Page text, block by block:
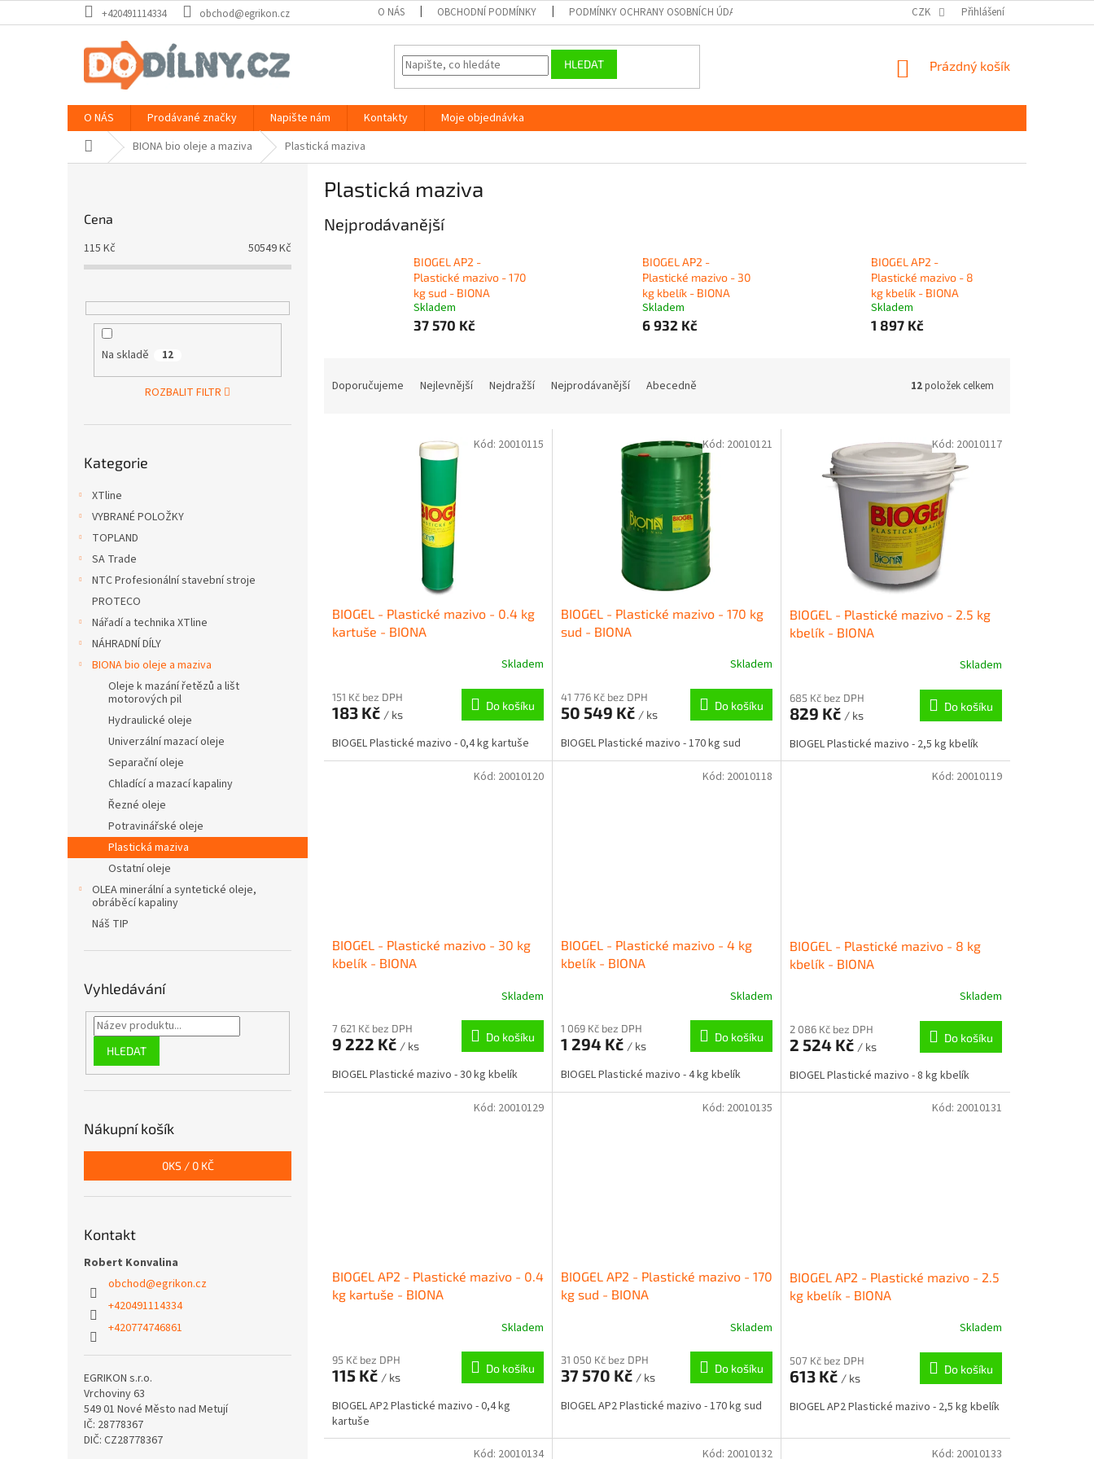
na
+420491114334 obchod@egrikon.cz O NÁS OBCHODNÍ PODMÍNKY PODMÍNKY OCHRANY OSOBNÍCH ÚDAJŮ GDPR CZK Přihlášení
HLEDAT
NÁKUPNÍ
Prázdný košík
O NÁS Prodávané značky Napište nám Kontakty
Moje objednávka
Domů BIONA bio oleje a maziva Plastická maziva
Cena
115 Kč 50549Kč
Na skladě 12
ROZBALIT FILTR
kategorie
Kategorie
XTline
VYBRANÉ POLOŽKY
TOPLAND
SA Trade
NTC Profesionální stavební stroje
PROTECO
Nářadí a technika XTline
NÁHRADNÍ DÍLY
BIONA bio oleje a maziva
Oleje k mazání řetězů a lišt
motorových pil
Hydraulické oleje
Univerzální mazací oleje
Separační oleje
Chladící a mazací kapaliny
Řezné oleje
Potravinářské oleje
Plastická maziva
Ostatní oleje
OLEA minerální a syntetické oleje,
obráběcí kapaliny
Náš TIP
Vyhledávání
HLEDAT
Nákupní košík
0KS / 0 KČ
Kontakt
Robert Konvalina
obchod@egrikon.cz
+420491114334
+420774746861
EGRIKON s.r.o.
Vrchoviny 63
549 01 Nové Město nad Metují
IČ: 28778367
DIČ: CZ28778367
Plastická maziva
Nejprodávanější
BIOGEL AP2 -
Plastické mazivo - 170
kg sud - BIONA
Skladem
37 570 Kč
BIOGEL AP2 -
Plastické mazivo - 30
kg kbelík - BIONA
Skladem
6 932 Kč
BIOGEL AP2 -
Plastické mazivo - 8
kg kbelík - BIONA
Skladem
1 897 Kč
Doporučujeme Nejlevnější Nejdražší Nejprodávanější Abecedně 12položek celkem
BIOGEL - Plastické mazivo - 0.4 kg
kartuše - BIONA
Skladem
151 Kč bez DPH
183 Kč / ks
Do košíku
BIOGEL Plastické mazivo - 0,4 kg kartuše
Kód: 20010115
BIOGEL - Plastické mazivo - 170 kg
sud - BIONA
Skladem
41 776 Kč bez DPH
50 549 Kč / ks
Do košíku
BIOGEL Plastické mazivo - 170 kg sud
Kód: 20010121
BIOGEL - Plastické mazivo - 2.5 kg
kbelík - BIONA
Skladem
685 Kč bez DPH
829 Kč / ks
Do košíku
BIOGEL Plastické mazivo - 2,5 kg kbelík
Kód: 20010117
BIOGEL - Plastické mazivo - 30 kg
kbelík - BIONA
Skladem
7 621 Kč bez DPH
9 222 Kč / ks
Do košíku
BIOGEL Plastické mazivo - 30 kg kbelík
Kód: 20010120
BIOGEL - Plastické mazivo - 4 kg
kbelík - BIONA
Skladem
1 069 Kč bez DPH
1 294 Kč / ks
Do košíku
BIOGEL Plastické mazivo - 4 kg kbelík
Kód: 20010118
BIOGEL - Plastické mazivo - 8 kg
kbelík - BIONA
Skladem
2 086 Kč bez DPH
2 524 Kč / ks
Do košíku
BIOGEL Plastické mazivo - 8 kg kbelík
Kód: 20010119
BIOGEL AP2 - Plastické mazivo - 0.4
kg kartuše - BIONA
Skladem
95 Kč bez DPH
115 Kč / ks
Do košíku
BIOGEL AP2 Plastické mazivo - 0,4 kg
kartuše
Kód: 20010129
BIOGEL AP2 - Plastické mazivo - 170
kg sud - BIONA
Skladem
31 050 Kč bez DPH
37 570 Kč / ks
Do košíku
BIOGEL AP2 Plastické mazivo - 170 kg sud
Kód: 20010135
BIOGEL AP2 - Plastické mazivo - 2.5
kg kbelík - BIONA
Skladem
507 Kč bez DPH
613 Kč / ks
Do košíku
BIOGEL AP2 Plastické mazivo - 2,5 kg kbelík
Kód: 20010131
Kód: 20010134 Kód: 20010132 Kód: 20010133